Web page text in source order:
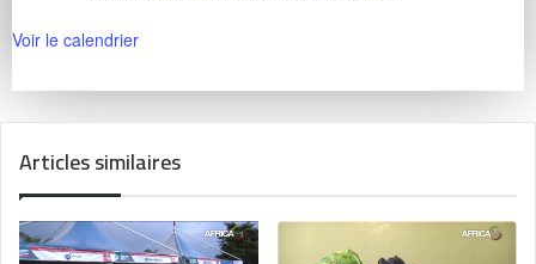
Voir le calendrier
Articles similaires